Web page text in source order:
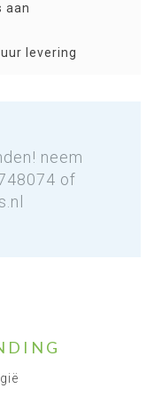
aan
levering
neem
of